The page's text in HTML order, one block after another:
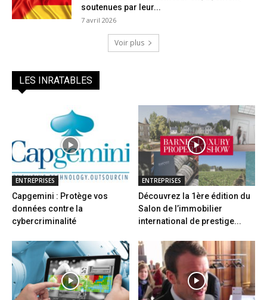
soutenues par leur...
7 avril 2026
Voir plus
LES INRATABLES
ENTREPRISES
Capgemini : Protège vos
données contre la
cybercriminalité
ENTREPRISES
Découvrez la 1ère édition du
Salon de l’immobilier
international de prestige...